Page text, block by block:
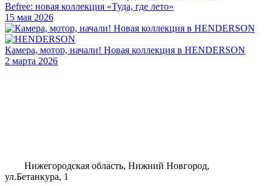
Befree: новая коллекция «Туда, где лето»
15 мая 2026
Камера, мотор, начали! Новая коллекция в HENDERSON
2 марта 2026
Нижегородская область, Нижний Новгород,
ул.Бетанкура, 1